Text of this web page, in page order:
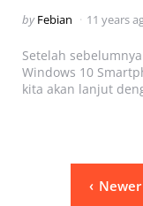
Posted
by Febian 11 years
Setelah
Windows 10
kita akan lanjut